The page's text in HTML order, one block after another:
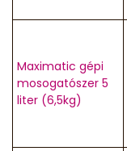
Maximatic gépi
mosogatószer 5
liter (6,5kg)